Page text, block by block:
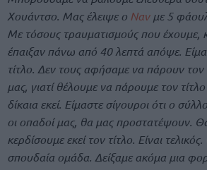
Χουάντσο. Μας έλειψε ο Νανμε 5
Με τόσους τραυματισμούς που έχουμε,
έπαιξαν πάνω από 40 λεπτά απόψε.
τίτλο. Δεν τους αφήσαμε να πάρουν τον
μας, γιατί θέλουμε να πάρουμε τον
δίκαια εκεί. Είμαστε σίγουροι ότι ο
οι οπαδοί μας, θα μας προστατέψουν.
κερδίσουμε εκεί τον τίτλο. Είναι
σπουδαία ομάδα. Δείξαμε ακόμα μια